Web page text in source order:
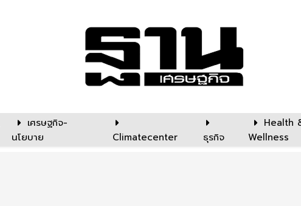
เศรษฐกิจ-
นโยบาย
Climatecenter ธุรกิจ
Health
Wellness